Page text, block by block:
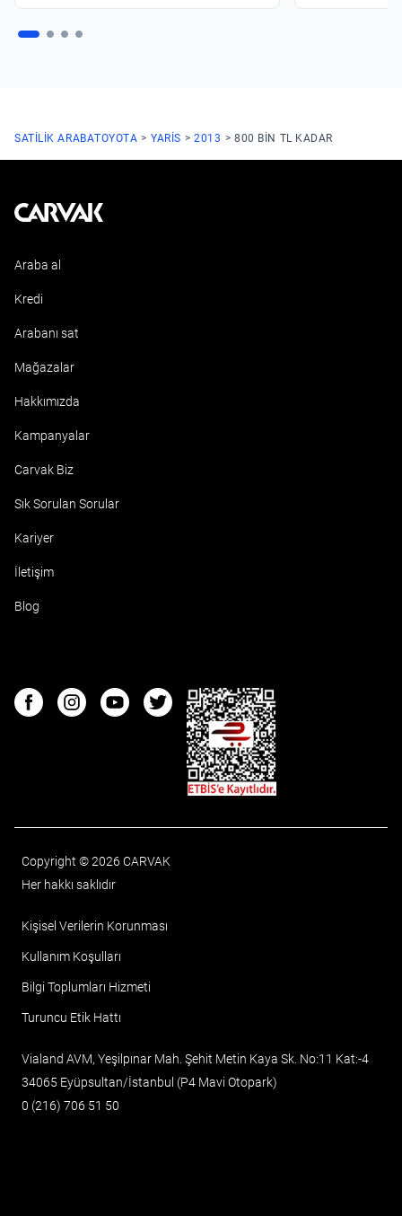
SATILIK ARABATOYOTA YARIS 2013 800 BIN TL KADAR
Kavak
Araba al
Kredi
Arabanı sat
Mağazalar
Hakkımızda
Kampanyalar
Carvak Biz
Sık Sorulan Sorular
Kariyer
İletişim
Blog
FacebookInstagramYoutubeTwitter
ETBIS
Copyright © 2026 CARVAK
Her hakkı saklıdır
Kişisel Verilerin Korunması
Kullanım Koşulları
Bilgi Toplumları Hizmeti
Turuncu Etik Hattı
Vialand AVM, Yeşilpınar Mah. Şehit Metin Kaya Sk. No:11 Kat:-4
34065 Eyüpsultan/İstanbul (P4 Mavi Otopark)
0 (216) 706 51 50